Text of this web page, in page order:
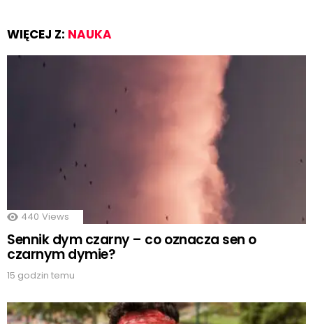
WIĘCEJ Z: NAUKA
440 Views
Sennik dym czarny – co oznacza sen o
czarnym dymie?
15 godzin temu